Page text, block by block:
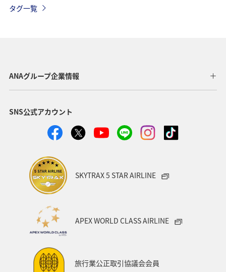
タグ一覧
ANAグループ企業情報
SNS公式アカウント
SKYTRAX 5 STAR AIRLINE
APEX WORLD CLASS AIRLINE
旅行業公正取引協議会会員